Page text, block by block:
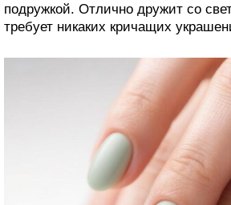
подружкой. Отлично дружит со
требует никаких кричащих